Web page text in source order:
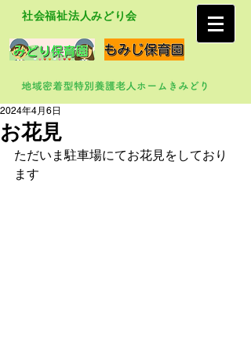
社会福祉法人みどり会
お花見
2024年4月6日
ただいま駐車場にてお花見をしており
ます